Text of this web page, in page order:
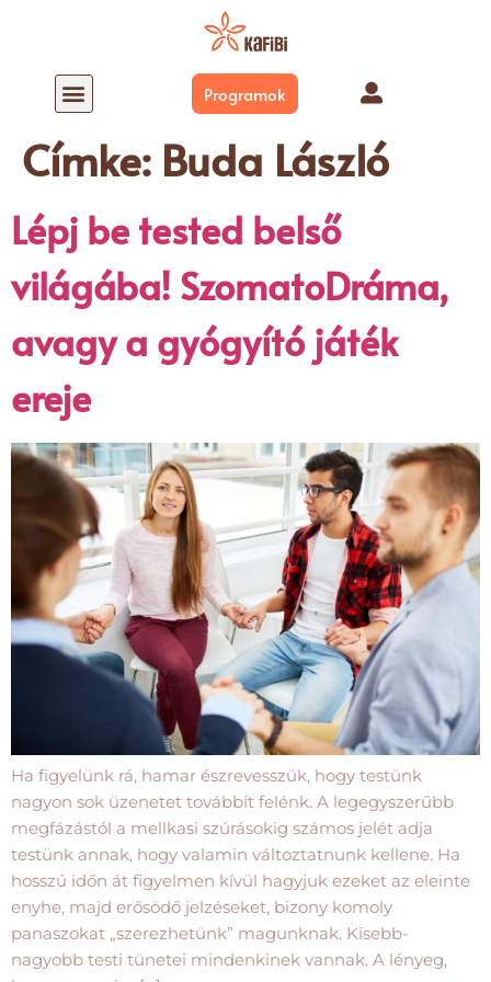
Programok
Címke: Buda László
Lépj be tested belső
világába! SzomatoDráma,
avagy a gyógyító játék
ereje
Ha figyelünk rá, hamar észrevesszük, hogy testünk
nagyon sok üzenetet továbbít felénk. A legegyszerűbb
megfázástól a mellkasi szúrásokig számos jelét adja
testünk annak, hogy valamin változtatnunk kellene. Ha
hosszú időn át figyelmen kívül hagyjuk ezeket az eleinte
enyhe, majd erősödő jelzéseket, bizony komoly
panaszokat „szerezhetünk” magunknak. Kisebb-
nagyobb testi tünetei mindenkinek vannak. A lényeg,